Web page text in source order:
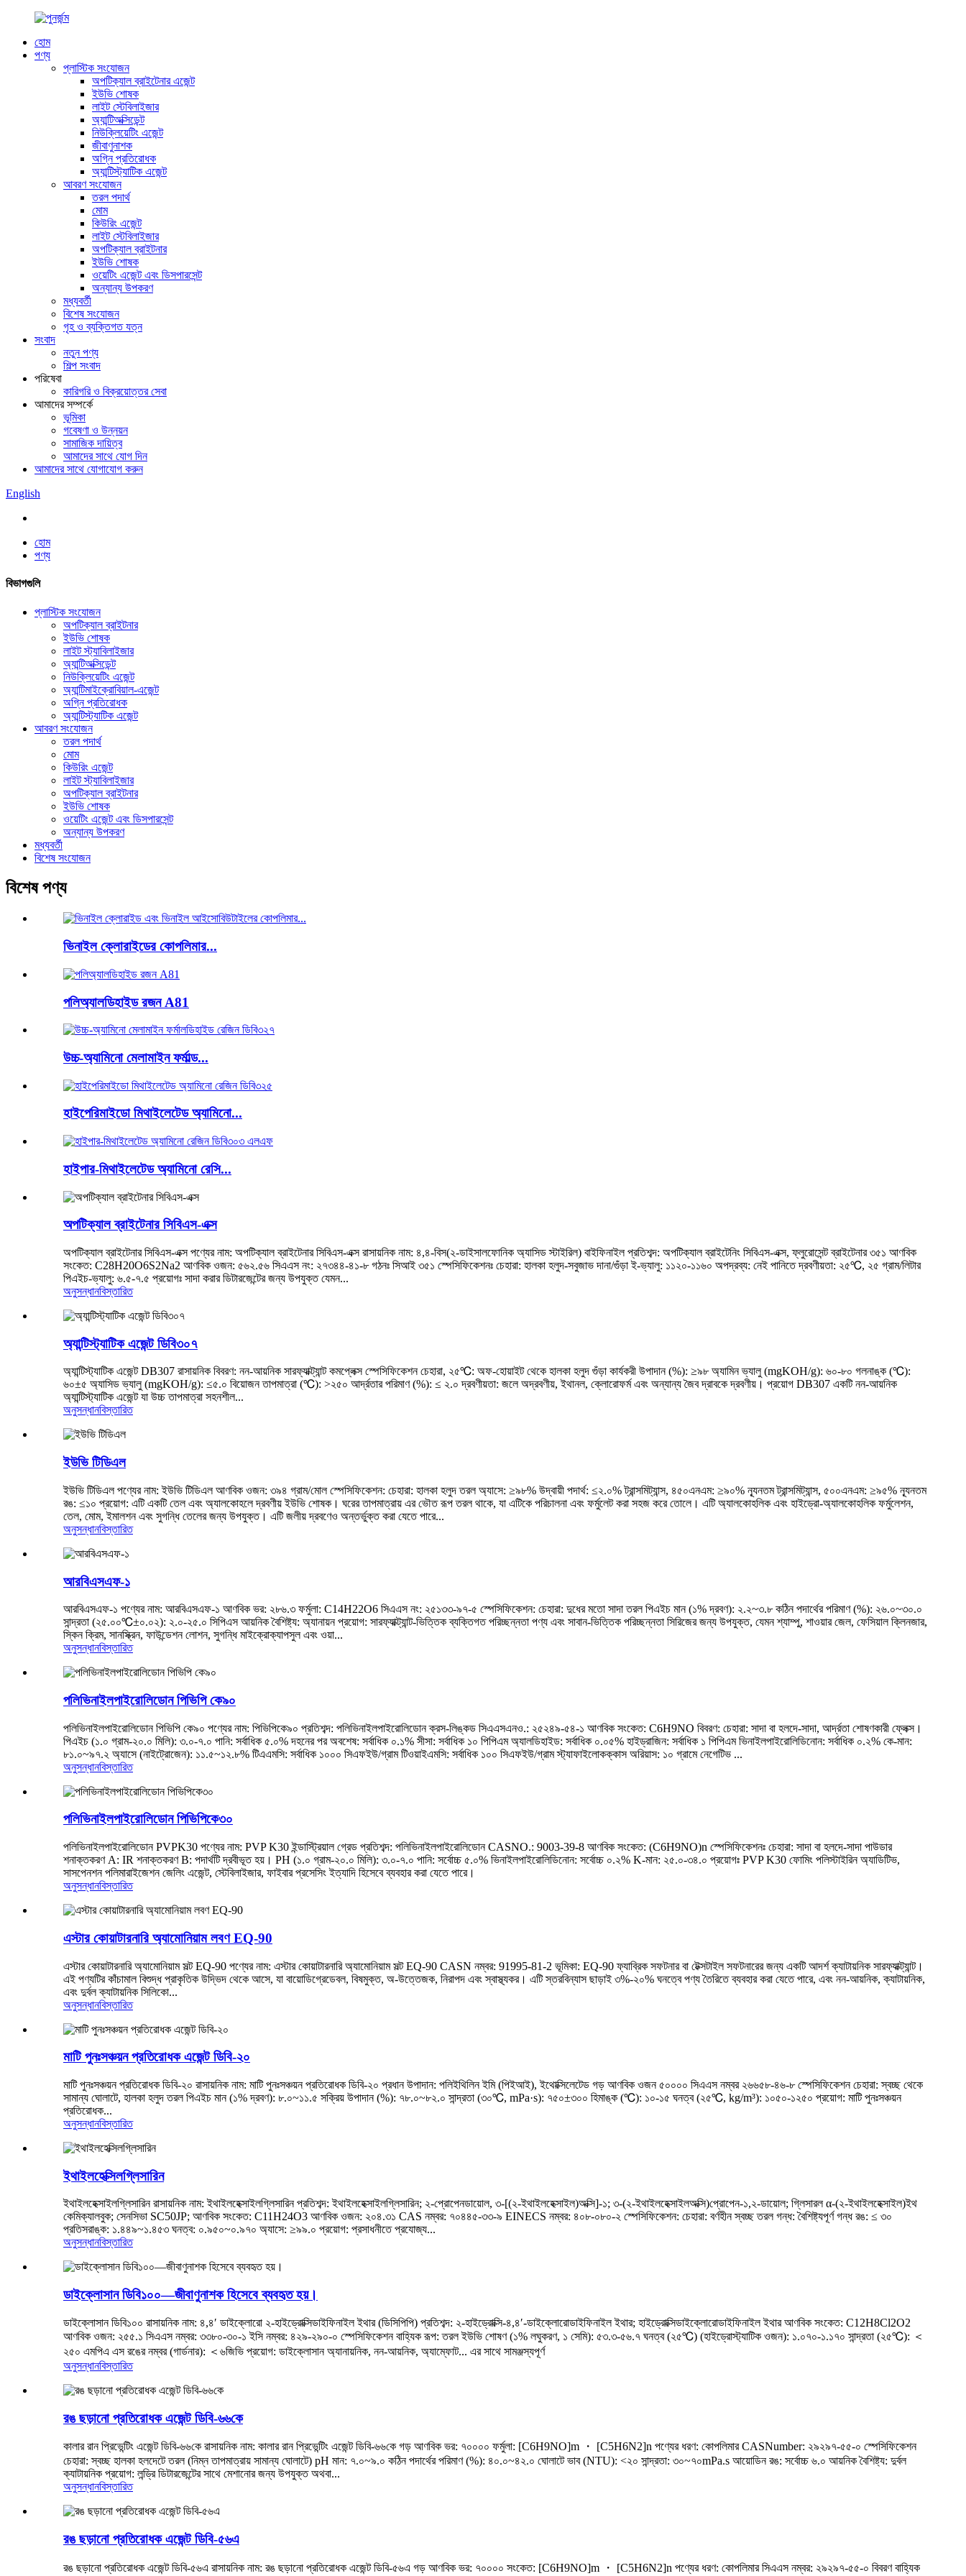
হোম
পণ্য
প্লাস্টিক সংযোজন
অপটিক্যাল ব্রাইটেনার এজেন্ট
ইউভি শোষক
লাইট স্টেবিলাইজার
অ্যান্টিঅক্সিডেন্ট
নিউক্লিয়েটিং এজেন্ট
জীবাণুনাশক
অগ্নি প্রতিরোধক
অ্যান্টিস্ট্যাটিক এজেন্ট
আবরণ সংযোজন
তরল পদার্থ
মোম
কিউরিং এজেন্ট
লাইট স্টেবিলাইজার
অপটিক্যাল ব্রাইটনার
ইউভি শোষক
ওয়েটিং এজেন্ট এবং ডিসপারসেন্ট
অন্যান্য উপকরণ
মধ্যবর্তী
বিশেষ সংযোজন
গৃহ ও ব্যক্তিগত যত্ন
সংবাদ
নতুন পণ্য
শিল্প সংবাদ
পরিষেবা
কারিগরি ও বিক্রয়োত্তর সেবা
আমাদের সম্পর্কে
ভূমিকা
গবেষণা ও উন্নয়ন
সামাজিক দায়িত্ব
আমাদের সাথে যোগ দিন
আমাদের সাথে যোগাযোগ করুন
English
হোম
পণ্য
বিভাগগুলি
প্লাস্টিক সংযোজন
অপটিক্যাল ব্রাইটনার
ইউভি শোষক
লাইট স্ট্যাবিলাইজার
অ্যান্টিঅক্সিডেন্ট
নিউক্লিয়েটিং এজেন্ট
অ্যান্টিমাইক্রোবিয়াল-এজেন্ট
অগ্নি প্রতিরোধক
অ্যান্টিস্ট্যাটিক এজেন্ট
আবরণ সংযোজন
তরল পদার্থ
মোম
কিউরিং এজেন্ট
লাইট স্ট্যাবিলাইজার
অপটিক্যাল ব্রাইটনার
ইউভি শোষক
ওয়েটিং এজেন্ট এবং ডিসপারসেন্ট
অন্যান্য উপকরণ
মধ্যবর্তী
বিশেষ সংযোজন
বিশেষ পণ্য
ভিনাইল ক্লোরাইডের কোপলিমার...
পলিঅ্যালডিহাইড রজন A81
উচ্চ-অ্যামিনো মেলামাইন ফর্মাল্ড...
হাইপেরিমাইডো মিথাইলেটেড অ্যামিনো...
হাইপার-মিথাইলেটেড অ্যামিনো রেসি...
অপটিক্যাল ব্রাইটেনার সিবিএস-এক্স
অপটিক্যাল ব্রাইটেনার সিবিএস-এক্স পণ্যের নাম: অপটিক্যাল ব্রাইটেনার সিবিএস-এক্স রাসায়নিক নাম: ৪,৪-বিস(২-ডাইসালফোনিক অ্যাসিড স্টাইরিল) বাইফিনাইল প্রতিশব্দ: অপটিক্যাল ব্রাইটেনিং সিবিএস-এক্স, ফ্লুরোসেন্ট ব্রাইটেনার ৩৫১ আণবিক
সংকেত: C28H20O6S2Na2 আণবিক ওজন: ৫৬২.৫৬ সিএএস নং: ২৭৩৪৪-৪১-৮ গঠনঃ সিআই ৩৫১ স্পেসিফিকেশনঃ চেহারা: হালকা হলুদ-সবুজাভ দানা/গুঁড়া ই-ভ্যালু: ১১২০-১১৬০ অপদ্রব্য: নেই পানিতে দ্রবণীয়তা: ২৫℃, ২৫ গ্রাম/লিটার
পিএইচ-ভ্যালু: ৬.৫-৭.৫ প্রয়োগঃ সাদা করার ডিটারজেন্টের জন্য উপযুক্ত যেমন...
অনুসন্ধানবিস্তারিত
অ্যান্টিস্ট্যাটিক এজেন্ট ডিবি৩০৭
অ্যান্টিস্ট্যাটিক এজেন্ট DB307 রাসায়নিক বিবরণ: নন-আয়নিক সারফ্যাক্ট্যান্ট কমপ্লেক্স স্পেসিফিকেশন চেহারা, ২৫℃: অফ-হোয়াইট থেকে হালকা হলুদ গুঁড়া কার্যকরী উপাদান (%): ≥৯৮ অ্যামিন ভ্যালু (mgKOH/g): ৬০-৮০ গলনাঙ্ক (℃):
৬০±৫ অ্যাসিড ভ্যালু (mgKOH/g): ≤৫.০ বিয়োজন তাপমাত্রা (℃): >২৫০ আর্দ্রতার পরিমাণ (%): ≤ ২.০ দ্রবণীয়তা: জলে অদ্রবণীয়, ইথানল, ক্লোরোফর্ম এবং অন্যান্য জৈব দ্রাবকে দ্রবণীয়। প্রয়োগ DB307 একটি নন-আয়নিক
অ্যান্টিস্ট্যাটিক এজেন্ট যা উচ্চ তাপমাত্রা সহনশীল...
অনুসন্ধানবিস্তারিত
ইউভি টিডিএল
ইউভি টিডিএল পণ্যের নাম: ইউভি টিডিএল আণবিক ওজন: ৩৯৪ গ্রাম/মোল স্পেসিফিকেশন: চেহারা: হালকা হলুদ তরল অ্যাসে: ≥৯৮% উদ্বায়ী পদার্থ: ≤২.০% ট্রান্সমিট্যান্স, ৪৫০এনএম: ≥৯০% ন্যূনতম ট্রান্সমিট্যান্স, ৫০০এনএম: ≥৯৫% ন্যূনতম
রঙ: ≤১০ প্রয়োগ: এটি একটি তেল এবং অ্যালকোহলে দ্রবণীয় ইউভি শোষক। ঘরের তাপমাত্রায় এর ভৌত রূপ তরল থাকে, যা এটিকে পরিচালনা এবং ফর্মুলেট করা সহজ করে তোলে। এটি অ্যালকোহলিক এবং হাইড্রো-অ্যালকোহলিক ফর্মুলেশন,
তেল, মোম, ইমালশন এবং সুগন্ধি তেলের জন্য উপযুক্ত। এটি জলীয় দ্রবণেও অন্তর্ভুক্ত করা যেতে পারে...
অনুসন্ধানবিস্তারিত
আরবিএসএফ-১
আরবিএসএফ-১ পণ্যের নাম: আরবিএসএফ-১ আণবিক ভর: ২৮৬.৩ ফর্মুলা: C14H22O6 সিএএস নং: ২৫১৩৩-৯৭-৫ স্পেসিফিকেশন: চেহারা: দুধের মতো সাদা তরল পিএইচ মান (১% দ্রবণ): ২.২~৩.৮ কঠিন পদার্থের পরিমাণ (%): ২৬.০~৩০.০
সান্দ্রতা (২৫.০০℃±০.০২): ২.০-২৫.০ সিপিএস আয়নিক বৈশিষ্ট্য: অ্যানায়ন প্রয়োগ: সারফ্যাক্ট্যান্ট-ভিত্তিক ব্যক্তিগত পরিচ্ছন্নতা পণ্য এবং সাবান-ভিত্তিক পরিচ্ছন্নতা সিরিজের জন্য উপযুক্ত, যেমন শ্যাম্পু, শাওয়ার জেল, ফেসিয়াল ক্লিনজার,
স্কিন ক্রিম, সানস্ক্রিন, ফাউন্ডেশন লোশন, সুগন্ধি মাইক্রোক্যাপসুল এবং ওয়া...
অনুসন্ধানবিস্তারিত
পলিভিনাইলপাইরোলিডোন পিভিপি কে৯০
পলিভিনাইলপাইরোলিডোন পিভিপি কে৯০ পণ্যের নাম: পিভিপিকে৯০ প্রতিশব্দ: পলিভিনাইলপাইরোলিডোন ক্রস-লিঙ্কড সিএএসএনও.: ২৫২৪৯-৫৪-১ আণবিক সংকেত: C6H9NO বিবরণ: চেহারা: সাদা বা হলদে-সাদা, আর্দ্রতা শোষণকারী ফ্লেক্স।
পিএইচ (১.০ গ্রাম-২০.০ মিলি): ৩.০-৭.০ পানি: সর্বাধিক ৫.০% দহনের পর অবশেষ: সর্বাধিক ০.১% সীসা: সর্বাধিক ১০ পিপিএম অ্যালডিহাইড: সর্বাধিক ০.০৫% হাইড্রাজিন: সর্বাধিক ১ পিপিএম ভিনাইলপাইরোলিডিনোন: সর্বাধিক ০.২% কে-মান:
৮১.০~৯৭.২ অ্যাসে (নাইট্রোজেন): ১১.৫~১২.৮% টিএএমসি: সর্বাধিক ১০০০ সিএফইউ/গ্রাম টিওয়াইএমসি: সর্বাধিক ১০০ সিএফইউ/গ্রাম স্ট্যাফাইলোকক্কাস অরিয়াস: ১০ গ্রামে নেগেটিভ ...
অনুসন্ধানবিস্তারিত
পলিভিনাইলপাইরোলিডোন পিভিপিকে৩০
পলিভিনাইলপাইরোলিডোন PVPK30 পণ্যের নাম: PVP K30 ইন্ডাস্ট্রিয়াল গ্রেড প্রতিশব্দ: পলিভিনাইলপাইরোলিডোন CASNO.: 9003-39-8 আণবিক সংকেত: (C6H9NO)n স্পেসিফিকেশনঃ চেহারা: সাদা বা হলদে-সাদা পাউডার
শনাক্তকরণ A: IR শনাক্তকরণ B: পদার্থটি দ্রবীভূত হয়। PH (১.০ গ্রাম-২০.০ মিলি): ৩.০-৭.০ পানি: সর্বোচ্চ ৫.০% ভিনাইলপাইরোলিডিনোন: সর্বোচ্চ ০.২% K-মান: ২৫.০-৩৪.০ প্রয়োগঃ PVP K30 ফোমিং পলিস্টাইরিন অ্যাডিটিভ,
সাসপেনশন পলিমারাইজেশন জেলিং এজেন্ট, স্টেবিলাইজার, ফাইবার প্রসেসিং ইত্যাদি হিসেবে ব্যবহার করা যেতে পারে।
অনুসন্ধানবিস্তারিত
এস্টার কোয়াটারনারি অ্যামোনিয়াম লবণ EQ-90
এস্টার কোয়াটারনারি অ্যামোনিয়াম সল্ট EQ-90 পণ্যের নাম: এস্টার কোয়াটারনারি অ্যামোনিয়াম সল্ট EQ-90 CASN নম্বর: 91995-81-2 ভূমিকা: EQ-90 ফ্যাব্রিক সফটনার বা টেক্সটাইল সফটনারের জন্য একটি আদর্শ ক্যাটায়নিক সারফ্যাক্ট্যান্ট।
এই পণ্যটির কাঁচামাল বিশুদ্ধ প্রাকৃতিক উদ্ভিদ থেকে আসে, যা বায়োডিগ্রেডেবল, বিষমুক্ত, অ-উত্তেজক, নিরাপদ এবং স্বাস্থ্যকর। এটি স্তরবিন্যাস ছাড়াই ৩%-২০% ঘনত্বে পণ্য তৈরিতে ব্যবহার করা যেতে পারে, এবং নন-আয়নিক, ক্যাটায়নিক,
এবং দুর্বল ক্যাটায়নিক সিলিকো...
অনুসন্ধানবিস্তারিত
মাটি পুনঃসঞ্চয়ন প্রতিরোধক এজেন্ট ডিবি-২০
মাটি পুনঃসঞ্চয়ন প্রতিরোধক ডিবি-২০ রাসায়নিক নাম: মাটি পুনঃসঞ্চয়ন প্রতিরোধক ডিবি-২০ প্রধান উপাদান: পলিইথিলিন ইমি (পিইআই), ইথোক্সিলেটেড গড় আণবিক ওজন ৫০০০০ সিএএস নম্বর ২৬৬৫৮-৪৬-৮ স্পেসিফিকেশন চেহারা: স্বচ্ছ থেকে
সামান্য ঘোলাটে, হালকা হলুদ তরল পিএইচ মান (১% দ্রবণ): ৮.০~১১.৫ সক্রিয় উপাদান (%): ৭৮.০~৮২.০ সান্দ্রতা (৩০℃, mPa·s): ৭৫০±৩০০ হিমাঙ্ক (℃): ১০-১৫ ঘনত্ব (২৫℃, kg/m³): ১০৫০-১২৫০ প্রয়োগ: মাটি পুনঃসঞ্চয়ন
প্রতিরোধক...
অনুসন্ধানবিস্তারিত
ইথাইলহেক্সিলগ্লিসারিন
ইথাইলহেক্সাইলগ্লিসারিন রাসায়নিক নাম: ইথাইলহেক্সাইলগ্লিসারিন প্রতিশব্দ: ইথাইলহেক্সাইলগ্লিসারিন; ২-প্রোপেনডায়োল, ৩-[(২-ইথাইলহেক্সাইল)অক্সি]-১; ৩-(২-ইথাইলহেক্সাইলঅক্সি)প্রোপেন-১,২-ডায়োল; গ্লিসারল α-(২-ইথাইলহেক্সাইল)ইথ
কেমিক্যালবুক; সেনসিভা SC50JP; আণবিক সংকেত: C11H24O3 আণবিক ওজন: ২০৪.৩১ CAS নম্বর: ৭০৪৪৫-৩৩-৯ EINECS নম্বর: ৪০৮-০৮০-২ স্পেসিফিকেশন: চেহারা: বর্ণহীন স্বচ্ছ তরল গন্ধ: বৈশিষ্ট্যপূর্ণ গন্ধ রঙ: ≤ ৩০
প্রতিসরাঙ্ক: ১.৪৪৯~১.৪৫৩ ঘনত্ব: ০.৯৫০~০.৯৭০ অ্যাসে: ≥৯৯.০ প্রয়োগ: প্রসাধনীতে প্রযোজ্য...
অনুসন্ধানবিস্তারিত
ডাইক্লোসান ডিবি১০০—জীবাণুনাশক হিসেবে ব্যবহৃত হয়।
ডাইক্লোসান ডিবি১০০ রাসায়নিক নাম: ৪,৪ʹ ডাইক্লোরো ২‐হাইড্রোক্সিডাইফিনাইল ইথার (ডিসিপিপি) প্রতিশব্দ: ২-হাইড্রোক্সি-৪,৪′-ডাইক্লোরোডাইফিনাইল ইথার; হাইড্রোক্সিডাইক্লোরোডাইফিনাইল ইথার আণবিক সংকেত: C12H8Cl2O2
আণবিক ওজন: ২৫৫.১ সিএএস নম্বর: ৩৩৮০-৩০-১ ইসি নম্বর: ৪২৯-২৯০-০ স্পেসিফিকেশন বাহ্যিক রূপ: তরল ইউভি শোষণ (১% লঘুকরণ, ১ সেমি): ৫৩.৩-৫৬.৭ ঘনত্ব (২৫℃) (হাইড্রোস্ট্যাটিক ওজন): ১.০৭০-১.১৭০ সান্দ্রতা (২৫℃): ＜
২৫০ এমপিএ এস রঙের নম্বর (গার্ডনার): ＜৬জিভি প্রয়োগ: ডাইক্লোসান অ্যানায়নিক, নন-আয়নিক, অ্যাম্ফোট... এর সাথে সামঞ্জস্যপূর্ণ
অনুসন্ধানবিস্তারিত
রঙ ছড়ানো প্রতিরোধক এজেন্ট ডিবি-৬৬কে
কালার রান প্রিভেন্টিং এজেন্ট ডিবি-৬৬কে রাসায়নিক নাম: কালার রান প্রিভেন্টিং এজেন্ট ডিবি-৬৬কে গড় আণবিক ভর: ৭০০০০ ফর্মুলা: [C6H9NO]m ・ [C5H6N2]n পণ্যের ধরণ: কোপলিমার CASNumber: ২৯২৯৭-৫৫-০ স্পেসিফিকেশন
চেহারা: স্বচ্ছ হালকা হলদেটে তরল (নিম্ন তাপমাত্রায় সামান্য ঘোলাটে) pH মান: ৭.০~৯.০ কঠিন পদার্থের পরিমাণ (%): ৪০.০~৪২.০ ঘোলাটে ভাব (NTU): <২০ সান্দ্রতা: ৩০~৭০mPa.s আয়োডিন রঙ: সর্বোচ্চ ৬.০ আয়নিক বৈশিষ্ট্য: দুর্বল
ক্যাটায়নিক প্রয়োগ: লন্ড্রি ডিটারজেন্টের সাথে মেশানোর জন্য উপযুক্ত অথবা...
অনুসন্ধানবিস্তারিত
রঙ ছড়ানো প্রতিরোধক এজেন্ট ডিবি-৫৬এ
রঙ ছড়ানো প্রতিরোধক এজেন্ট ডিবি-৫৬এ রাসায়নিক নাম: রঙ ছড়ানো প্রতিরোধক এজেন্ট ডিবি-৫৬এ গড় আণবিক ভর: ৭০০০০ সংকেত: [C6H9NO]m ・ [C5H6N2]n পণ্যের ধরণ: কোপলিমার সিএএস নম্বর: ২৯২৯৭-৫৫-০ বিবরণ বাহ্যিক